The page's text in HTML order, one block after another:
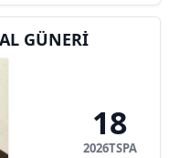
GÜNERI
18
2026TSPA